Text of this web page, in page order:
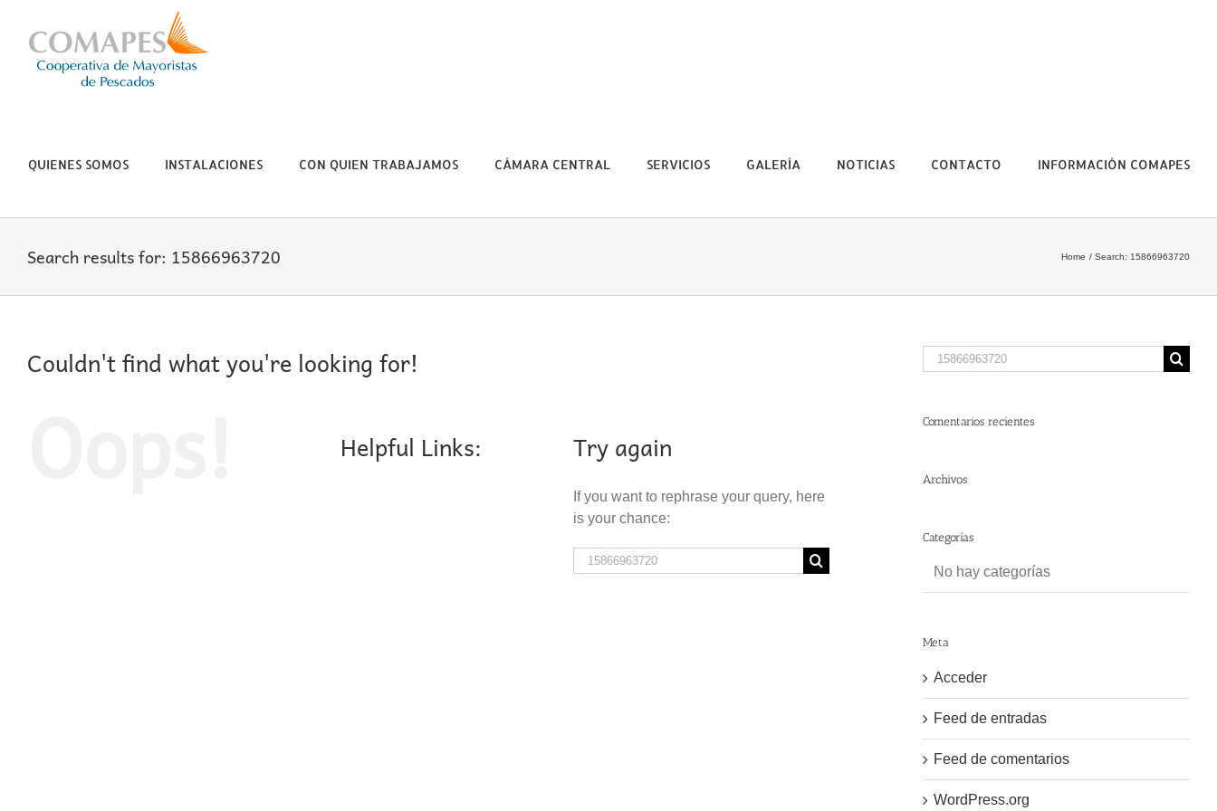
content
QUIENES SOMOS INSTALACIONES CON QUIEN TRABAJAMOS CÁMARA CENTRAL SERVICIOS GALERÍA NOTICIAS CONTACTO INFORMACIÓN COMAPES
Search results for: 15866963720 Home Search: 15866963720
Couldn't find what you're looking for!
Helpful Links: Try again
If you want to rephrase your query, here
is your chance:
Search
for:
Search
for:
Comentarios recientes
Archivos
Categorías
No hay categorías
Meta
Acceder
Feed de entradas
Feed de comentarios
WordPress.org